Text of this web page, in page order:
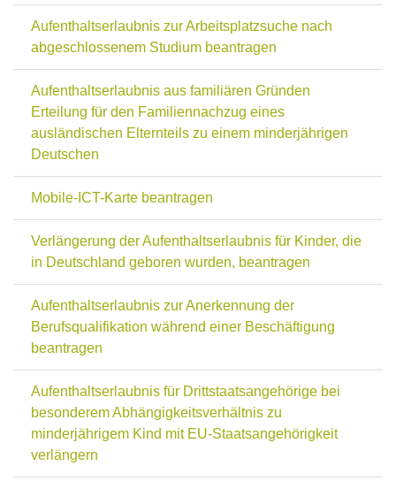
Aufenthaltserlaubnis zur Arbeitsplatzsuche nach
abgeschlossenem Studium beantragen
Aufenthaltserlaubnis aus familiären Gründen
Erteilung für den Familiennachzug eines
ausländischen Elternteils zu einem minderjährigen
Deutschen
Mobile-ICT-Karte beantragen
Verlängerung der Aufenthaltserlaubnis für Kinder, die
in Deutschland geboren wurden, beantragen
Aufenthaltserlaubnis zur Anerkennung der
Berufsqualifikation während einer Beschäftigung
beantragen
Aufenthaltserlaubnis für Drittstaatsangehörige bei
besonderem Abhängigkeitsverhältnis zu
minderjährigem Kind mit EU-Staatsangehörigkeit
verlängern